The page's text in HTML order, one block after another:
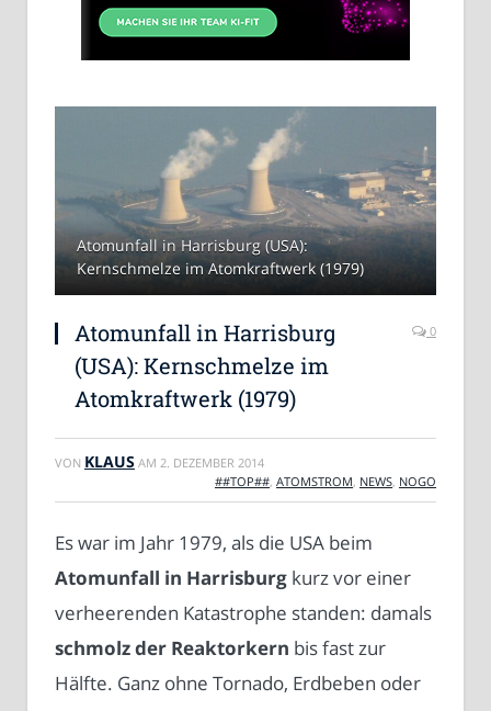
Atomunfall in Harrisburg (USA):
Kernschmelze im Atomkraftwerk (1979)
Atomunfall in Harrisburg
(USA): Kernschmelze im
Atomkraftwerk (1979)
0
VON KLAUS AM 2. DEZEMBER 2014
##TOP## ATOMSTROM NEWS NOGO
Es war im Jahr 1979, als die USA beim
Atomunfall in Harrisburg kurz vor einer
verheerenden Katastrophe standen: damals
schmolz der Reaktorkern bis fast zur
Hälfte. Ganz ohne Tornado, Erdbeben oder